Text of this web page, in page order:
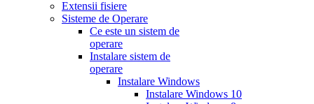
Extensii fisiere
Sisteme de Operare
Ce este un sistem de
operare
Instalare sistem de
operare
Instalare Windows
Instalare Windows 10